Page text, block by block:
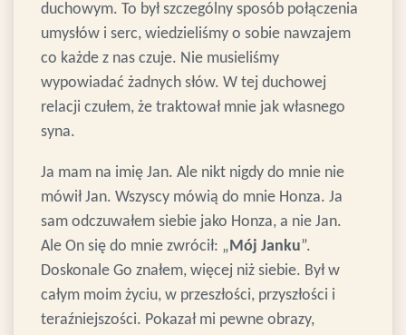
duchowym. To był szczególny sposób połączenia
umysłów i serc, wiedzieliśmy o sobie nawzajem
co każde z nas czuje. Nie musieliśmy
wypowiadać żadnych słów. W tej duchowej
relacji czułem, że traktował mnie jak własnego
syna.
Ja mam na imię Jan. Ale nikt nigdy do mnie nie
mówił Jan. Wszyscy mówią do mnie Honza. Ja
sam odczuwałem siebie jako Honza, a nie Jan.
Ale On się do mnie zwrócił: „Mój Janku”.
Doskonale Go znałem, więcej niż siebie. Był w
całym moim życiu, w przeszłości, przyszłości i
teraźniejszości. Pokazał mi pewne obrazy,